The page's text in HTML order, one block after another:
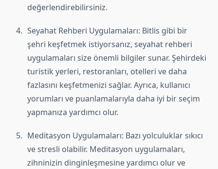
değerlendirebilirsiniz.
Seyahat Rehberi Uygulamaları: Bitlis gibi bir
şehri keşfetmek istiyorsanız, seyahat rehberi
uygulamaları size önemli bilgiler sunar. Şehirdeki
turistik yerleri, restoranları, otelleri ve daha
fazlasını keşfetmenizi sağlar. Ayrıca, kullanıcı
yorumları ve puanlamalarıyla daha iyi bir seçim
yapmanıza yardımcı olur.
Meditasyon Uygulamaları: Bazı yolculuklar sıkıcı
ve stresli olabilir. Meditasyon uygulamaları,
zihninizin dinginleşmesine yardımcı olur ve